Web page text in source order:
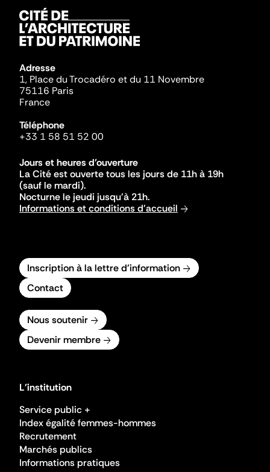
Adresse
1, Place du Trocadéro et du 11 Novembre
75116 Paris
France
Téléphone
+33 1 58 51 52 00
Jours et heures d'ouverture
La Cité est ouverte tous les jours de 11h à 19h
(sauf le mardi).
Nocturne le jeudi jusqu'à 21h.
Informations et conditions d'accueil
Inscription à la lettre d'information
Contact
Nous soutenir
Devenir membre
L'institution
Service public +
Index égalité femmes-hommes
Recrutement
Marchés publics
Informations pratiques